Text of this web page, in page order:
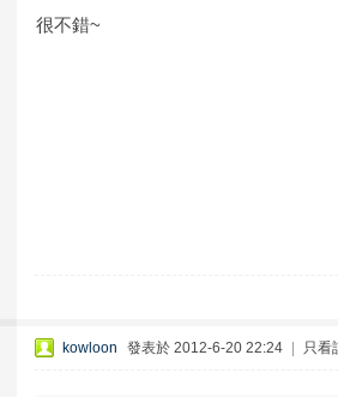
很不錯~
kowloon 發表於 2012-6-20 22:24 只看